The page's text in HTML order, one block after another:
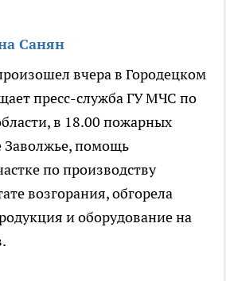
Санян
вчера в Городецком
пресс-служба ГУ МЧС по
в 18.00 пожарных
Заволжье, помощь
по производству
возгорания, обгорела
и оборудование на